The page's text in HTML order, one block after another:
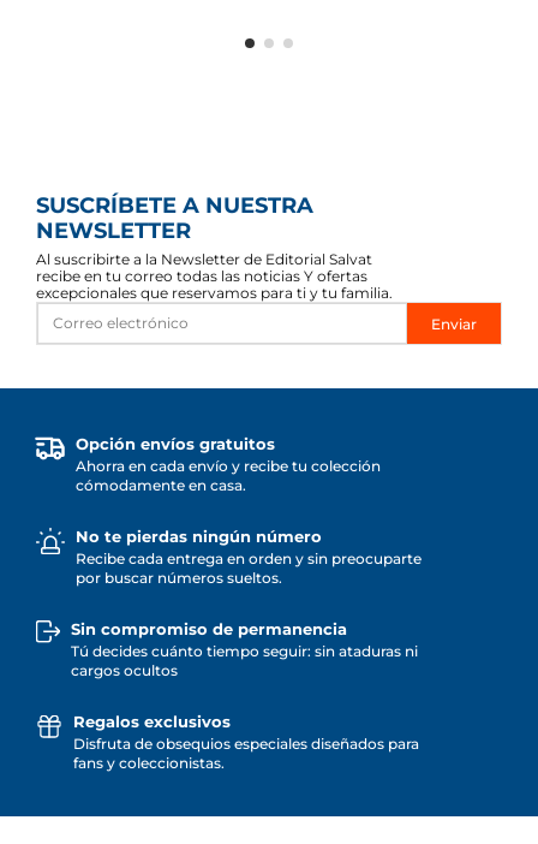
SUSCRÍBETE A NUESTRA
NEWSLETTER
Al suscribirte a la Newsletter de Editorial Salvat
recibe en tu correo todas las noticias Y ofertas
excepcionales que reservamos para ti y tu familia.
Enviar
Opción envíos gratuitos
Ahorra en cada envío y recibe tu colección
cómodamente en casa.
No te pierdas ningún número
Recibe cada entrega en orden y sin preocuparte
por buscar números sueltos.
Sin compromiso de permanencia
Tú decides cuánto tiempo seguir: sin ataduras ni
cargos ocultos
Regalos exclusivos
Disfruta de obsequios especiales diseñados para
fans y coleccionistas.